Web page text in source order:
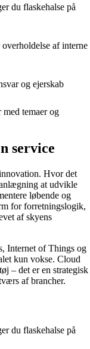
du flaskehalse på
af interne
og ejerskab
temaer og
service
Hvor det
at udvikle
løbende og
for forretningslogik,
af skyens
Internet of Things og
kun vokse. Cloud
– det er en strategisk
af brancher.
du flaskehalse på